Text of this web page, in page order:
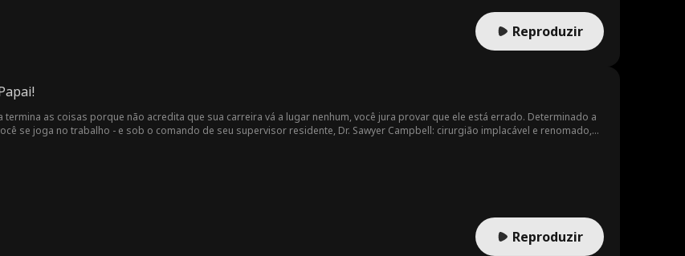
Reproduzir
as coisas porque não acredita que sua carreira vá a lugar nenhum, você jura provar que ele está errado. Determinado a
se joga no trabalho - e sob o comando de seu supervisor residente, Dr. Sawyer Campbell: cirurgião implacável e renomado,
Reproduzir